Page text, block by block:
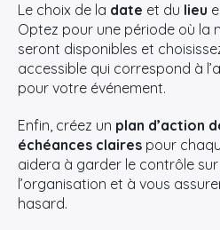
Le choix de la date et du lieu
Optez pour une période où la
seront disponibles et
accessible qui correspond à
pour votre événement.
Enfin, créez un plan d’action
échéances claires pour
aidera à garder le contrôle
l’organisation et à vous
hasard.